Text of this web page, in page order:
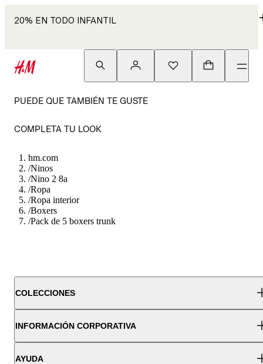
20% EN TODO INFANTIL
PUEDE QUE TAMBIÉN TE GUSTE
COMPLETA TU LOOK
hm.com
/Ninos
/Nino 2 8a
/Ropa
/Ropa interior
/Boxers
/Pack de 5 boxers trunk
COLECCIONES
INFORMACIÓN CORPORATIVA
AYUDA